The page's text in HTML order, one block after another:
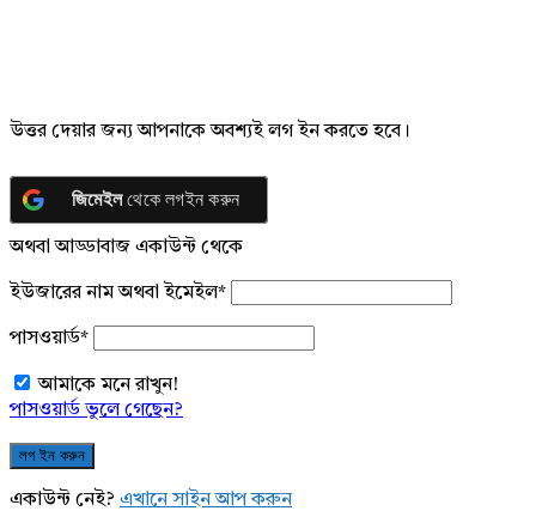
উত্তর দেয়ার জন্য আপনাকে অবশ্যই লগ ইন করতে হবে।
জিমেইলথেকে লগইন করুন
অথবা আড্ডাবাজ একাউন্ট থেকে
ইউজারের নাম অথবা ইমেইল*
পাসওয়ার্ড*
আমাকে মনে রাখুন!
পাসওয়ার্ড ভুলে গেছেন?
একাউন্ট নেই? এখানে সাইন আপ করুন